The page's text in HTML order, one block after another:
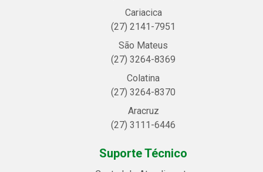
Cariacica
(27) 2141-7951
São Mateus
(27) 3264-8369
Colatina
(27) 3264-8370
Aracruz
(27) 3111-6446
Suporte Técnico